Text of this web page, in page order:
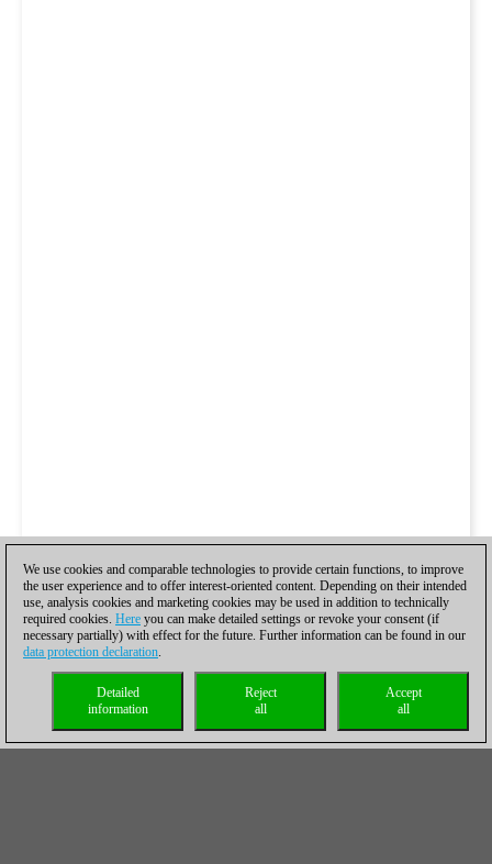
We use cookies and comparable technologies to provide certain functions, to improve
the user experience and to offer interest-oriented content. Depending on their intended
use, analysis cookies and marketing cookies may be used in addition to technically
required cookies. Here you can make detailed settings or revoke your consent (if
necessary partially) with effect for the future. Further information can be found in our
data protection declaration.
Accept
all
Reject
all
Detailed
information